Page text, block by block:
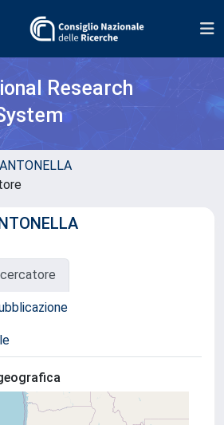
Research